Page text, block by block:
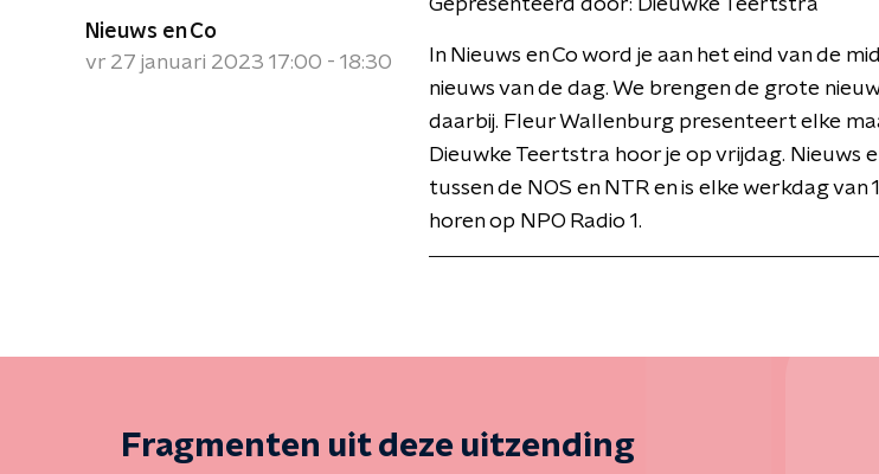
Nieuws en Co
vr 27 januari 2023 17:00 - 18:30
Gepresenteerd door: Dieuwke Teertstra
In Nieuws en Co word je aan het eind van de
nieuws van de dag. We brengen de grote
daarbij. Fleur Wallenburg presenteert elke
Dieuwke Teertstra hoor je op vrijdag. Nieuws
tussen de NOS en NTR en is elke werkdag
horen op NPO Radio 1.
Fragmenten uit deze uitzending